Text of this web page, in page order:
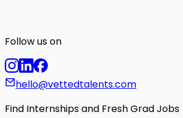
Follow us on
hello@vettedtalents.com
Find Internships and Fresh Grad Jobs